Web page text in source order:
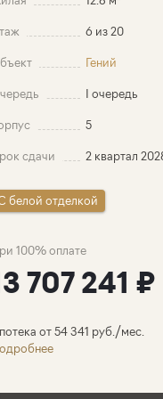
6 из 20
Гений
I очередь
5
сдачи 2 квартал
белой отделкой
100% оплате
707 241 ₽
от 54 341 руб./мес.